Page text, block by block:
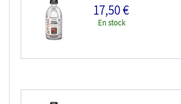
ATOM MIG peinture maquette 20511 Diluant &
17,50 €
En stock